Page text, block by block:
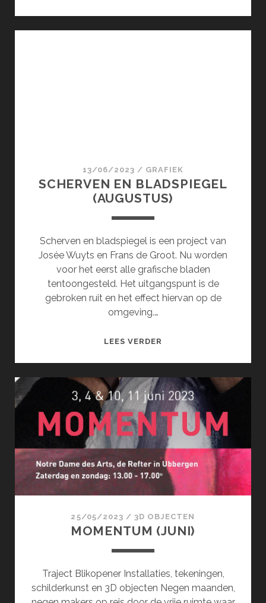
13/06/2023 / GRAFIEK
SCHERVEN EN BLADSPIEGEL
(AUGUSTUS)
Scherven en bladspiegel is een project van
Josée Wuyts en Frans de Groot. Nu worden
voor het eerst alle grafische bladen
tentoongesteld. Het uitgangspunt is de
gebroken ruit en het effect hiervan op de
omgeving.…
LEES VERDER
(AUGUSTUS)
25/05/2023 /3D OBJECTEN
MOMENTUM (JUNI)
Traject Blikopener Installaties, tekeningen,
schilderkunst en 3D objecten Negen maanden,